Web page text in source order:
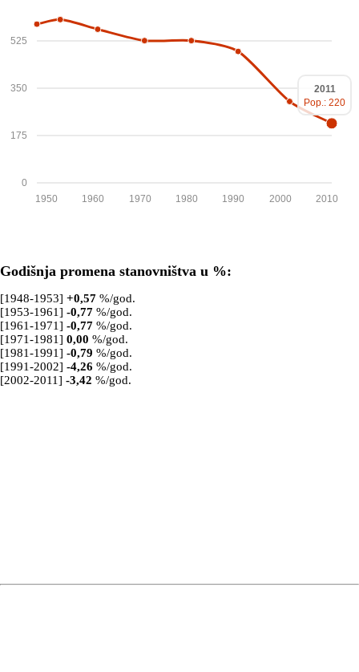
0
175
350
525
2010
2000
1990
1980
1970
1960
1950
2011
Pop.: 220
Godišnja promena stanovništva u %:
[1948-1953] +0,57 %/god.
[1953-1961] -0,77 %/god.
[1961-1971] -0,77 %/god.
[1971-1981] 0,00 %/god.
[1981-1991] -0,79 %/god.
[1991-2002] -4,26 %/god.
[2002-2011] -3,42 %/god.